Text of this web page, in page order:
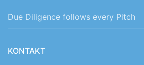
Due Diligence follows every Pitch
KONTAKT